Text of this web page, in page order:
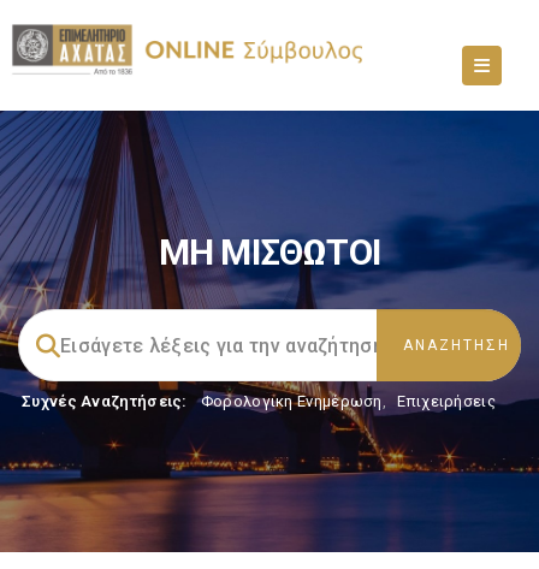
ΜΗ ΜΙΣΘΩΤΟΙ
Συχνές Αναζητήσεις: Φορολογικη Ενημέρωση , Επιχειρήσεις